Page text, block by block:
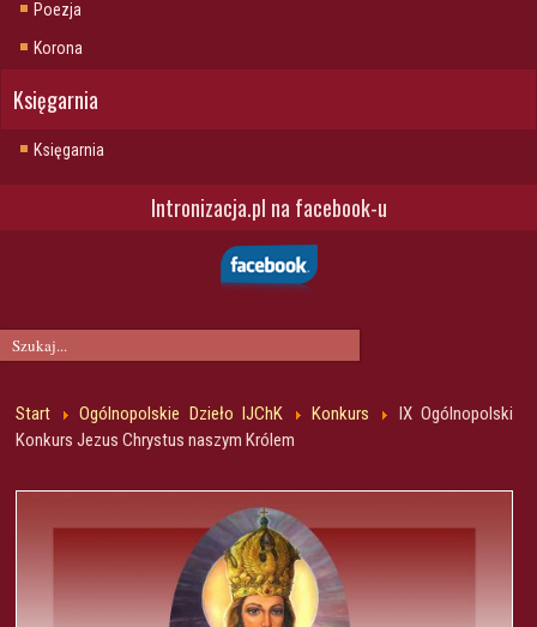
Poezja
Korona
Księgarnia
Księgarnia
Intronizacja.pl na facebook-u
Start Ogólnopolskie Dzieło IJChK Konkurs
IX Ogólnopolski
Konkurs Jezus Chrystus naszym Królem